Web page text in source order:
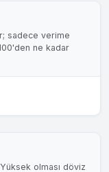
sadece verime
ne kadar
Yüksek olması döviz